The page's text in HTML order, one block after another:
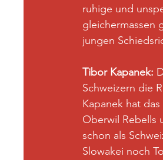
ruhige und
gleichermassen
jungen
Tibor Kapanek:
Schweizern die
Kapanek hat
Oberwil Rebells
schon als
Slowakei noch